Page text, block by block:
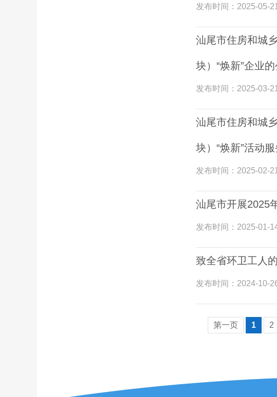
发布时间： 2025-05-21
汕尾市住房和城
块）“焕新”企业
发布时间： 2025-03-21
汕尾市住房和城
块）“焕新”活动
发布时间： 2025-02-21
汕尾市开展2025
发布时间： 2025-01-
致全省环卫工人
发布时间： 2024-10-
第一页 1 2